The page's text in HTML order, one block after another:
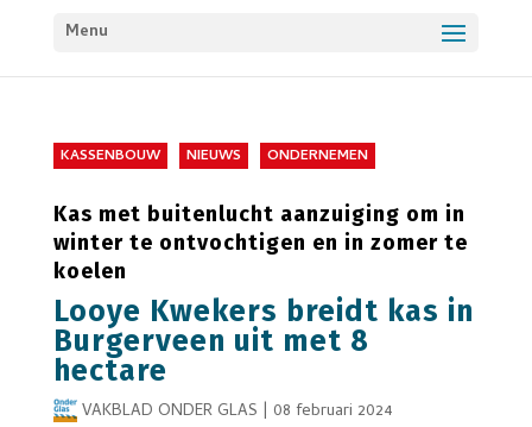
Menu
KASSENBOUW NIEUWS ONDERNEMEN
Kas met buitenlucht aanzuiging om in
winter te ontvochtigen en in zomer te
koelen
Looye Kwekers breidt kas in
Burgerveen uit met 8
hectare
VAKBLAD ONDER GLAS | 08 februari 2024